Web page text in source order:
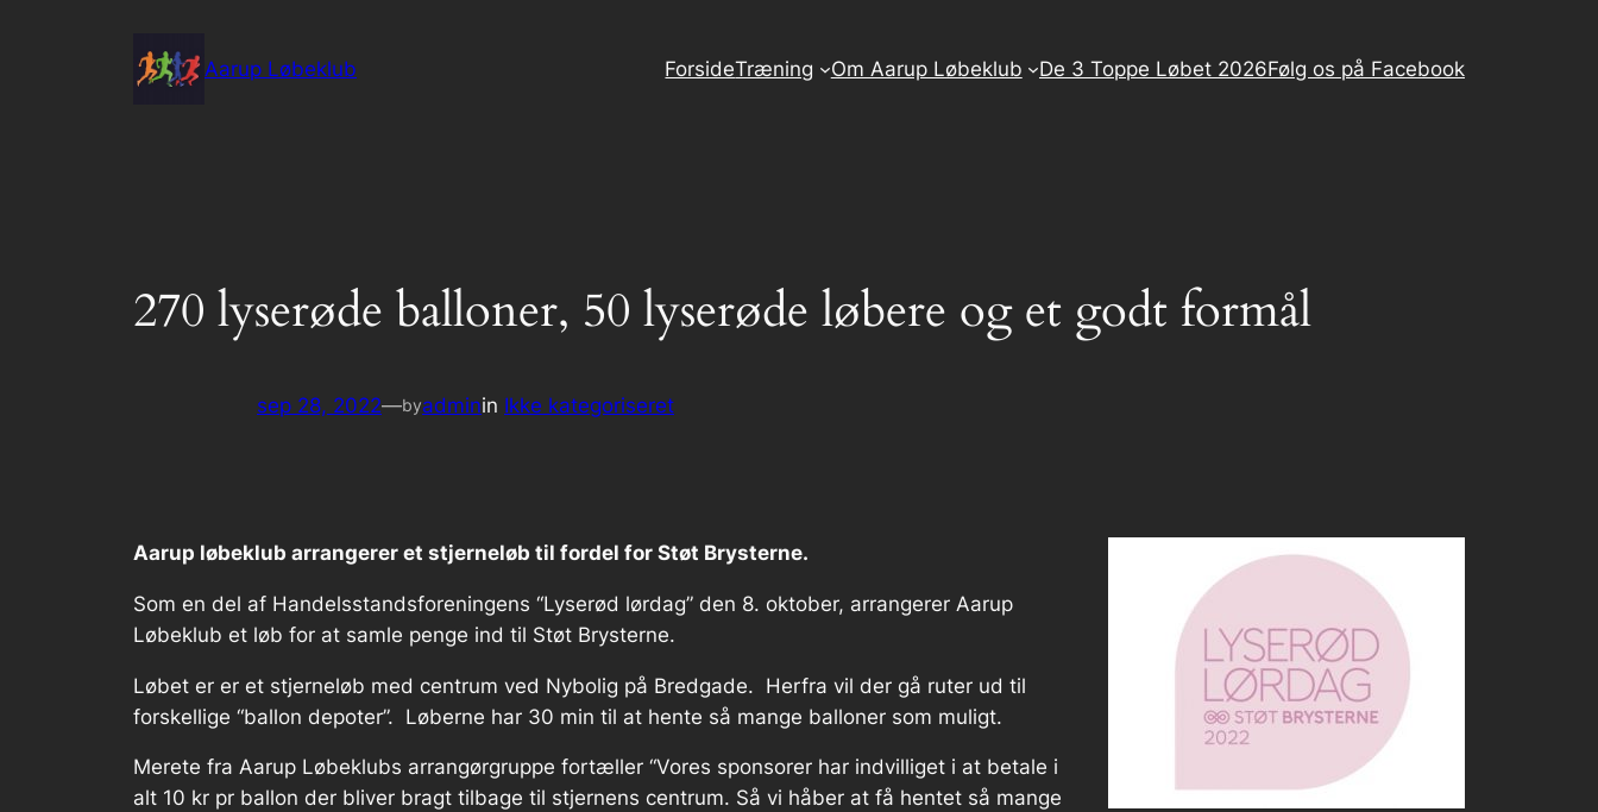
Aarup Løbeklub ForsideTræning Om Aarup Løbeklub De 3 Toppe Løbet 2026Følg os på Facebook
270 lyserøde balloner, 50 lyserøde løbere og et godt formål
sep 28, 2022—byadminin Ikke kategoriseret
Aarup løbeklub arrangerer et stjerneløb til fordel for Støt Brysterne.
Som en del af Handelsstandsforeningens “Lyserød lørdag” den 8. oktober, arrangerer Aarup
Løbeklub et løb for at samle penge ind til Støt Brysterne.
Løbet er er et stjerneløb med centrum ved Nybolig på Bredgade. Herfra vil der gå ruter ud til
forskellige “ballon depoter”. Løberne har 30 min til at hente så mange balloner som muligt.
Merete fra Aarup Løbeklubs arrangørgruppe fortæller “Vores sponsorer har indvilliget i at betale i
alt 10 kr pr ballon der bliver bragt tilbage til stjernens centrum. Så vi håber at få hentet så mange